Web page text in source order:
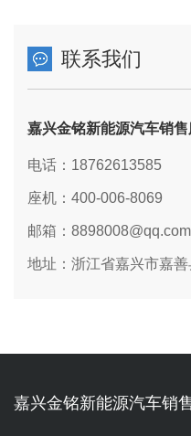
联系我们
嘉兴金铭新能源汽车销售
电话：18762613585
座机：400-006-8069
邮箱：8898008@qq.com
地址：浙江省嘉兴市嘉
嘉兴金铭新能源汽车销